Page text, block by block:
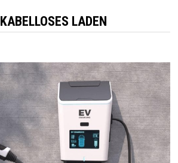
KABELLOSES LADEN